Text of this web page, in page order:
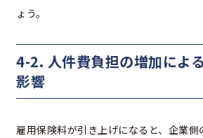
ょう。
4-2. 人件費負担の増加によ
影響
雇用保険料が引き上げになると、企業側